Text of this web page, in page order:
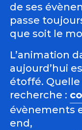
de ses
passe
que soit le
L’animation
aujourd’hui
étoffé.
recherche :
évènements
end,